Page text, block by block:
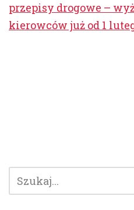
przepisy drogowe –
kierowców już od 1